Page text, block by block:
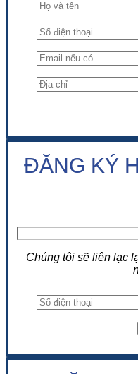
ĐĂNG KÝ
Chúng tôi sẽ liên lạc